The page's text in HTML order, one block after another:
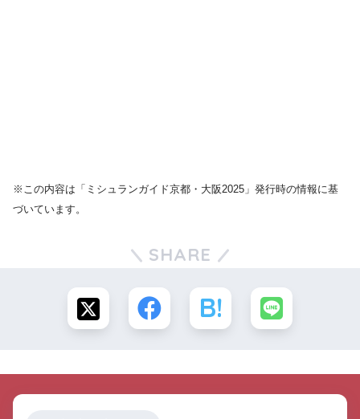
※この内容は「ミシュランガイド京都・大阪2025」発行時の情報に基
づいています。
SHARE